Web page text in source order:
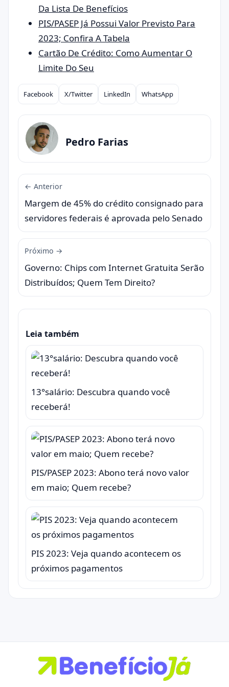
Da Lista De Benefícios
PIS/PASEP Já Possui Valor Previsto Para
2023; Confira A Tabela
Cartão De Crédito: Como Aumentar O
Limite Do Seu
Compartilhar
Facebook X/Twitter LinkedIn WhatsApp
Pedro Farias
← Anterior
Margem de 45% do crédito consignado para
servidores federais é aprovada pelo Senado
Próximo →
Governo: Chips com Internet Gratuita Serão
Distribuídos; Quem Tem Direito?
Leia também
13°salário: Descubra quando você
receberá!
PIS/PASEP 2023: Abono terá novo valor
em maio; Quem recebe?
PIS 2023: Veja quando acontecem os
próximos pagamentos